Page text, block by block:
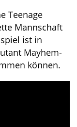
Teenage
Mannschaft
ist in
Mayhem-
können.